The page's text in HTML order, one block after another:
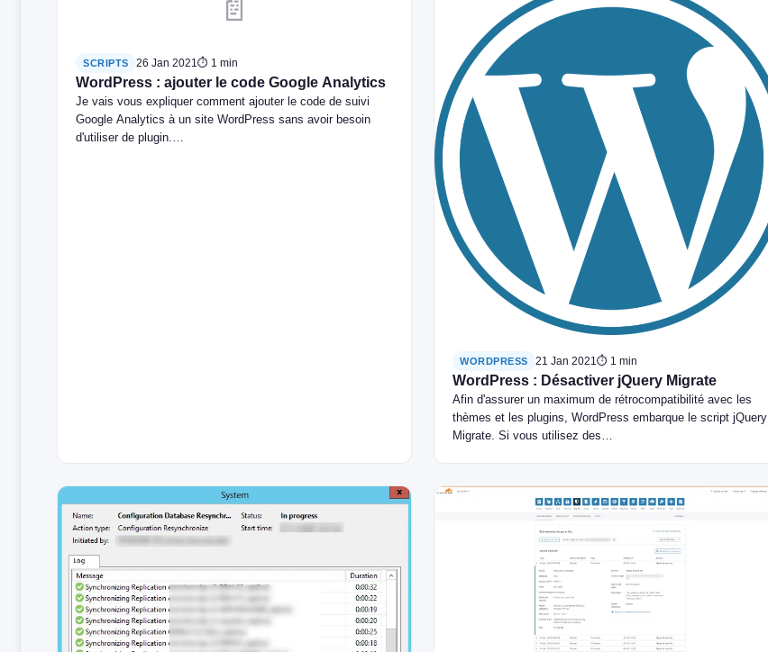
📄
SCRIPTS 26 Jan 2021 ⏱ 1 min
WordPress : ajouter le code Google Analytics
Je vais vous expliquer comment ajouter le code de suivi
Google Analytics à un site WordPress sans avoir besoin
d'utiliser de plugin.…
WORDPRESS 21 Jan 2021⏱ 1 min
WordPress : Désactiver jQuery Migrate
Afin d'assurer un maximum de rétrocompatibilité avec les
thèmes et les plugins, WordPress embarque le script jQuery
Migrate. Si vous utilisez des…